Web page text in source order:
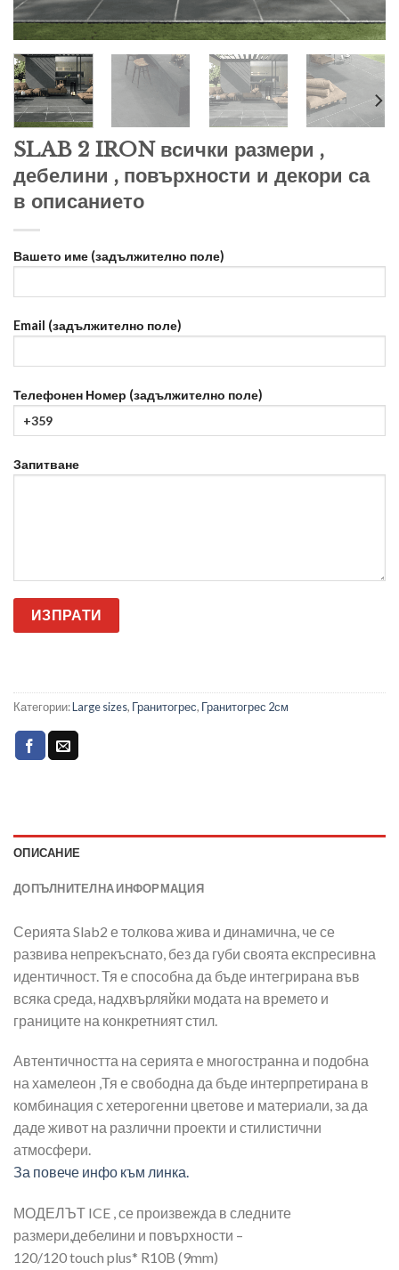
SLAB 2 IRON всички размери ,
дебелини , повърхности и декори са
в описанието
Вашето име (задължително поле)
Email (задължително поле)
Телефонен Номер (задължително поле)
Запитване
Категории:Large sizes, Гранитогрес, Гранитогрес 2см
ОПИСАНИЕ
ДОПЪЛНИТЕЛНА ИНФОРМАЦИЯ
Серията Slab2 е толкова жива и динамична, че се
развива непрекъснато, без да губи своята експресивна
идентичност. Тя е способна да бъде интегрирана във
всяка среда, надхвърляйки модата на времето и
границите на конкретният стил.
Автентичността на серията е многостранна и подобна
на хамелеон ,Тя е свободна да бъде интерпретирана в
комбинация с хетерогенни цветове и материали, за да
даде живот на различни проекти и стилистични
атмосфери.
За повече инфо към линка.
МОДЕЛЪТ ICE , се произвежда в следните
размери,дебелини и повърхности –
120/120 touch plus* R10B (9mm)